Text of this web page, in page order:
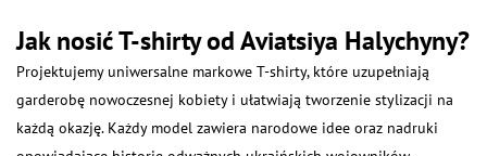
Jak nosić T-shirty od Aviatsiya Halychyny?
Projektujemy uniwersalne markowe T-shirty, które uzupełniają
garderobę nowoczesnej kobiety i ułatwiają tworzenie stylizacji na
każdą okazję. Każdy model zawiera narodowe idee oraz nadruki